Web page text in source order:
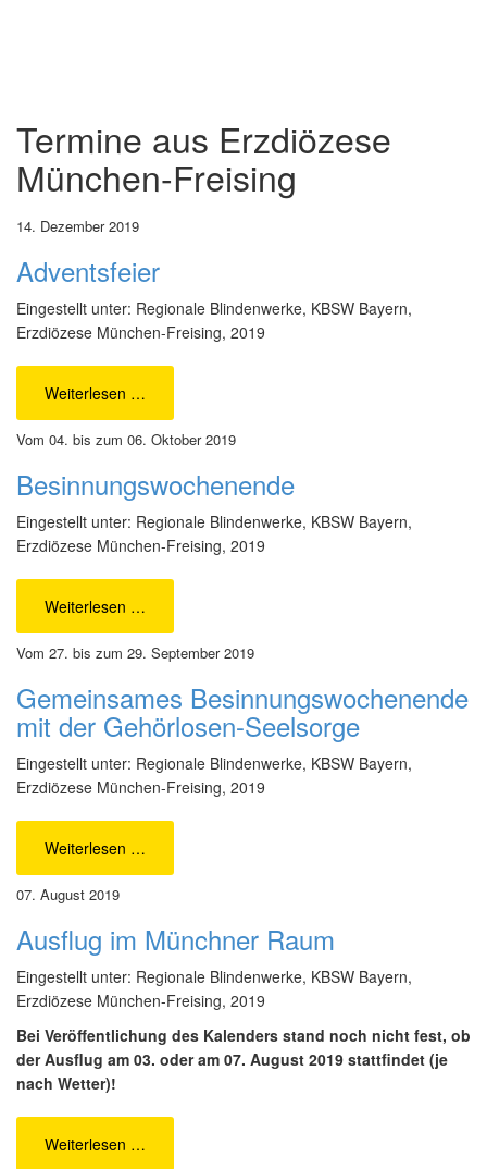
Termine aus Erzdiözese
München-Freising
14. Dezember 2019
Adventsfeier
Eingestellt unter: Regionale Blindenwerke, KBSW Bayern,
Erzdiözese München-Freising, 2019
Weiterlesen …
Vom 04. bis zum 06. Oktober 2019
Besinnungswochenende
Eingestellt unter: Regionale Blindenwerke, KBSW Bayern,
Erzdiözese München-Freising, 2019
Weiterlesen …
Vom 27. bis zum 29. September 2019
Gemeinsames Besinnungswochenende
mit der Gehörlosen-Seelsorge
Eingestellt unter: Regionale Blindenwerke, KBSW Bayern,
Erzdiözese München-Freising, 2019
Weiterlesen …
07. August 2019
Ausflug im Münchner Raum
Eingestellt unter: Regionale Blindenwerke, KBSW Bayern,
Erzdiözese München-Freising, 2019
Bei Veröffentlichung des Kalenders stand noch nicht fest, ob
der Ausflug am 03. oder am 07. August 2019 stattfindet (je
nach Wetter)!
Weiterlesen …